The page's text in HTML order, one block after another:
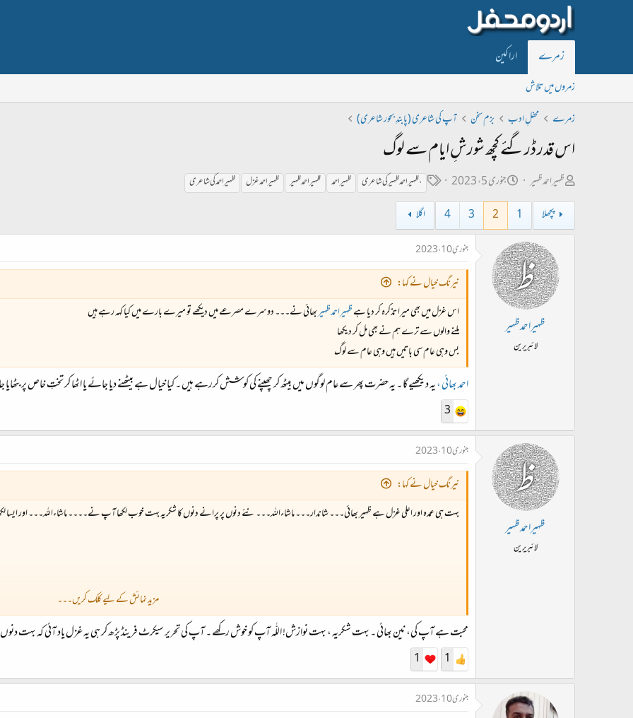
زمرے اراکین
زمروں میں تلاش
زمرے
محفلِ ادب بزم سخن آپ کی شاعری (پابندِ بحور شاعری)
اس قدر ڈر گئے کچھ شورشِ ایام سے لوگ
ص
ا
ح
ظہیراحمدظہیر
ت
ا
خ
ا
ب
جنوری 5، 2023
ی
گ
،ظہیراحمد ظہیر کی شاعری ظہیر احمد ظہیر احمد ظہیر ظہیراحمد غزل ظہیراحمد کی شاعری
پچھلا 1
2
3
4 اگلا
ظہیراحمدظہیر
لائبریرین
جنوری 10، 2023
نیرنگ خیال نے کہا:
اس غزل میں بھی میرا تذکرہ کر دیا ہےظہیراحمدظہیربھائی نے۔۔۔ دوسرے مصرعے میں دیکھے تو میرے بارے میں کیا کہہ رہے ہیں
ملنے والوں سے ترے ہم نے بھی مل کر دیکھا
بس وہی عام سی باتیں ہیں وہی عام سے لوگ
احمد بھائی ،یہ دیکھیے گا ۔ یہ حضرت پھر سے عام لوگوں میں بیٹھ کر چھپنے کی کوشش کررہے ہیں ۔ کیا خیال ہے بیٹھنے دیا جائے یا اٹھا کر تختِ خاص پر
3
ظہیراحمدظہیر
لائبریرین
جنوری 10، 2023
نیرنگ خیال نے کہا:
بہت ہی عمدہ اور اعلی غزل ہے ظہیر بھائی۔۔۔ شاندار۔۔۔ ماشاءاللہ۔۔۔ نئے دنوں پر پرانے دنوں کا شکریہ بہت خوب لکھا آپ نے۔۔۔۔ ماشاءاللہ۔۔۔ اور ایسا لکھا
یہ دو اشعار حد سے سوا پسند آئے۔۔۔ کیسے سندر ہیں۔۔۔ اعلی
مزید نمائش کے لیے کلک کریں۔۔۔
محبت ہے آپ کی، نین بھائی ۔ بہت شکریہ ، بہت نوازش! اللّٰہ آپ کو خوش رکھے ۔ آپ کی تحریر سیکرٹ فرینڈ پڑھ کر ہی یہ غزل یاد آئی کہ بہت دنوں
1
1
جنوری 10، 2023